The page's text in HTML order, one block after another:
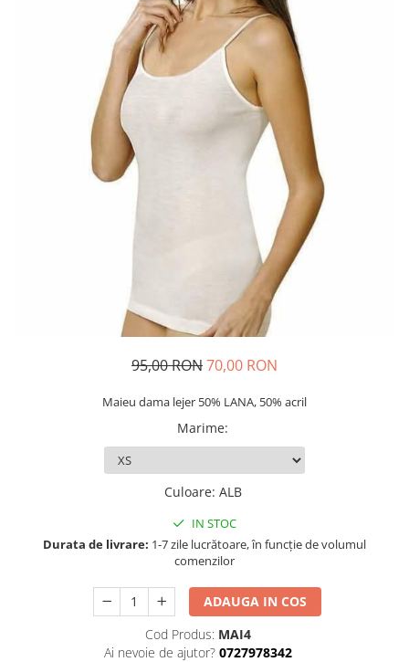
95,00 RON70,00 RON
Maieu dama lejer 50% LANA, 50% acril
Marime:
Culoare: ALB
IN STOC
Durata de livrare: 1-7 zile lucrătoare, în funcție de volumul
comenzilor
ADAUGA IN COS
Cod Produs: MAI4
Ai nevoie de ajutor? 0727978342